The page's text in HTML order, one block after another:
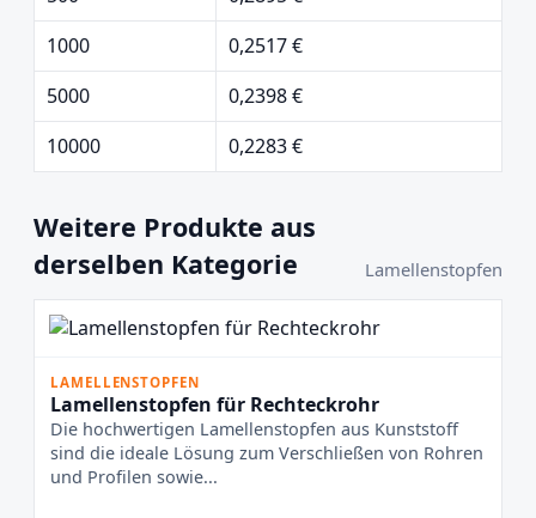
1000
0,2517 €
5000
0,2398 €
10000
0,2283 €
Weitere Produkte aus
derselben Kategorie
Lamellenstopfen
LAMELLENSTOPFEN
Lamellenstopfen für Rechteckrohr
Die hochwertigen Lamellenstopfen aus Kunststoff
sind die ideale Lösung zum Verschließen von Rohren
und Profilen sowie...